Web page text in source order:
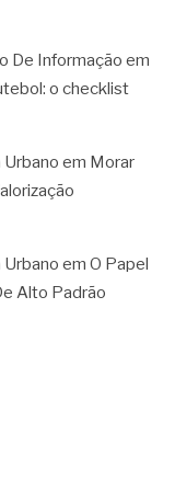
De Informação em
o checklist
Urbano em Morar
Urbano em O Papel
Alto Padrão